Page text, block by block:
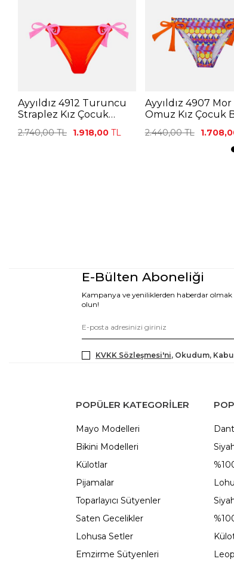
Ayyıldız 4912 Turuncu
Straplez Kız Çocuk
2.740,00TL 1.918,00 TL
Ayyıldız 4907 Mor
Omuz Kız Çocuk
2.440,00TL
E-Bülten Aboneliği
Kampanya ve yeniliklerden haberdar
olun!
KVKK Sözleşmesi'ni, Okudum,
POPÜLER KATEGORILER
Mayo Modelleri
Bikini Modelleri
Külotlar
Pijamalar
Toparlayıcı Sütyenler
Saten Gecelikler
Lohusa Setler
Emzirme Sütyenleri